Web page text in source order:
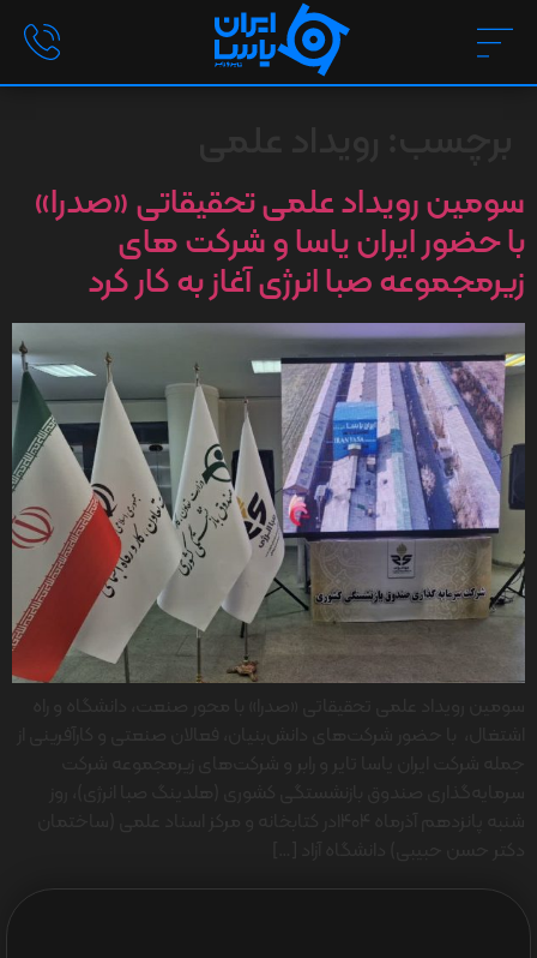
سومین رویداد علمی تحقیقاتی «صدرا»
با حضور ایران یاسا و شرکت های
زیرمجموعه صبا انرژی آغاز به کار کرد